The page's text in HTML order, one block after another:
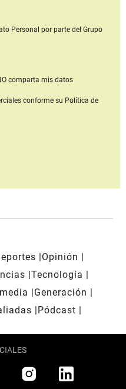
Personal por parte del Grupo
comparta mis datos
conforme su Política de
Opinión
Tecnología
Generación
Pódcast